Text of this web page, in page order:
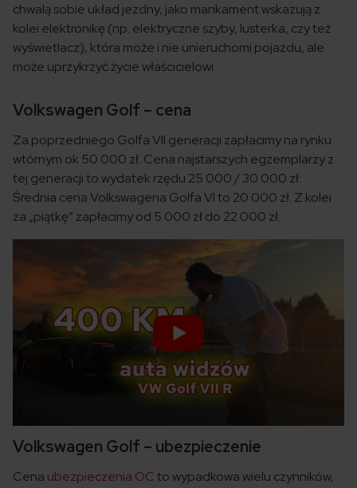
chwalą sobie układ jezdny, jako mankament wskazują z
kolei elektronikę (np. elektryczne szyby, lusterka, czy też
wyświetlacz), która może i nie unieruchomi pojazdu, ale
może uprzykrzyć życie właścicielowi.
Volkswagen Golf – cena
Za poprzedniego Golfa VII generacji zapłacimy na rynku
wtórnym ok 50 000 zł. Cena najstarszych egzemplarzy z
tej generacji to wydatek rzędu 25 000 / 30 000 zł.
Średnia cena Volkswagena Golfa VI to 20 000 zł. Z kolei
za „piątkę” zapłacimy od 5 000 zł do 22 000 zł.
Volkswagen Golf – ubezpieczenie
Cena ubezpieczenia OCto wypadkowa wielu czynników,